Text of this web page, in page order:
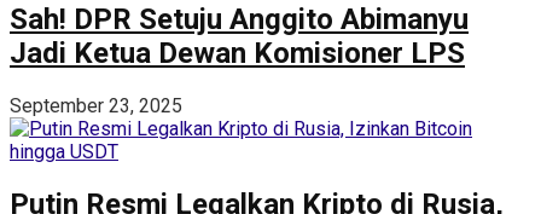
Sah! DPR Setuju Anggito Abimanyu
Jadi Ketua Dewan Komisioner LPS
September 23, 2025
Putin Resmi Legalkan Kripto di Rusia,